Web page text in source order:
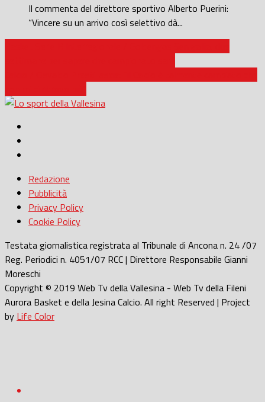
Il commenta del direttore sportivo Alberto Puerini:
“Vincere su un arrivo così selettivo dà...
Redazione
Pubblicità
Privacy Policy
Cookie Policy
Testata giornalistica registrata al Tribunale di Ancona n. 24 /07
Reg. Periodici n. 4051/07 RCC | Direttore Responsabile Gianni
Moreschi
Copyright © 2019 Web Tv della Vallesina - Web Tv della Fileni
Aurora Basket e della Jesina Calcio. All right Reserved | Project
by Life Color